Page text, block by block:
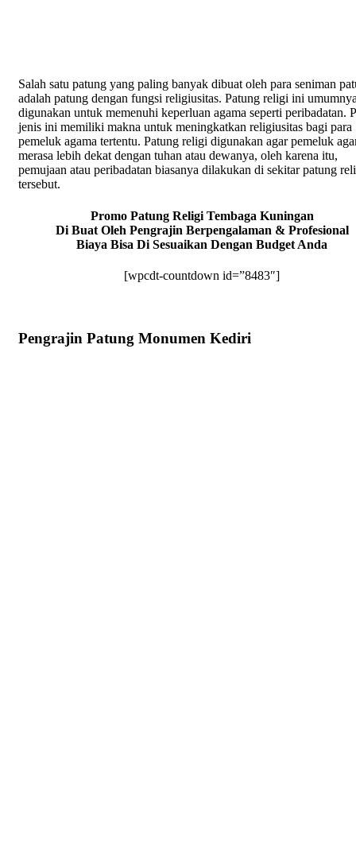
Salah satu patung yang paling banyak dibuat oleh para seniman
adalah patung dengan fungsi religiusitas. Patung religi ini
digunakan untuk memenuhi keperluan agama seperti peribadatan.
jenis ini memiliki makna untuk meningkatkan religiusitas bagi para
pemeluk agama tertentu. Patung religi digunakan agar pemeluk
merasa lebih dekat dengan tuhan atau dewanya, oleh karena itu,
pemujaan atau peribadatan biasanya dilakukan di sekitar patung
tersebut.
Promo Patung Religi Tembaga Kuningan
Di Buat Oleh Pengrajin Berpengalaman & Profesional
Biaya Bisa Di Sesuaikan Dengan Budget Anda
[wpcdt-countdown id=”8483″]
Pengrajin Patung Monumen Kediri